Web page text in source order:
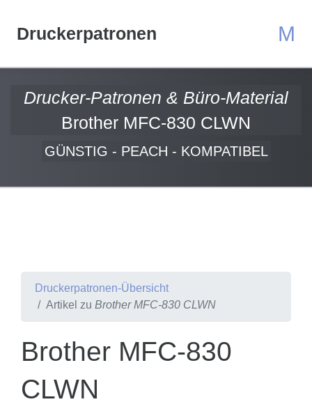
Druckerpatronen M
Drucker-Patronen & Büro-Material
Brother MFC-830 CLWN
GÜNSTIG - PEACH - KOMPATIBEL
Druckerpatronen-Übersicht
Artikel zu Brother MFC-830 CLWN
Brother MFC-830
CLWN